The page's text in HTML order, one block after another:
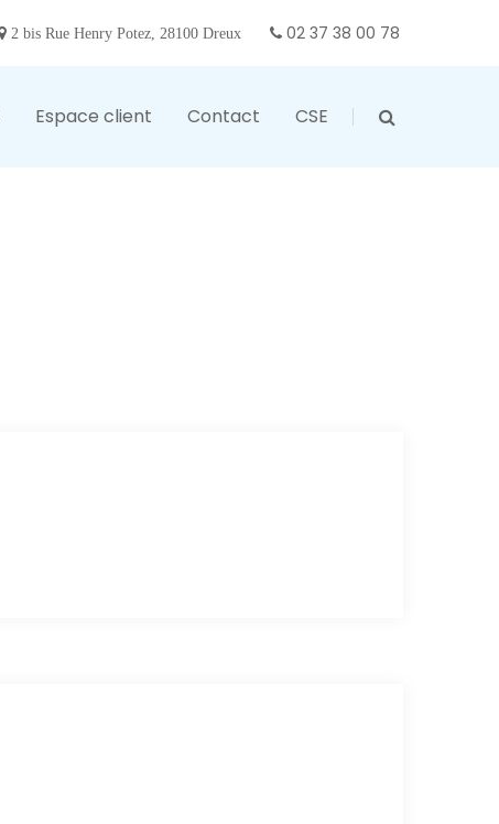
2 bis Rue Henry Potez, 28100 Dreux 02 37 38 00 78
Espace client Contact CSE